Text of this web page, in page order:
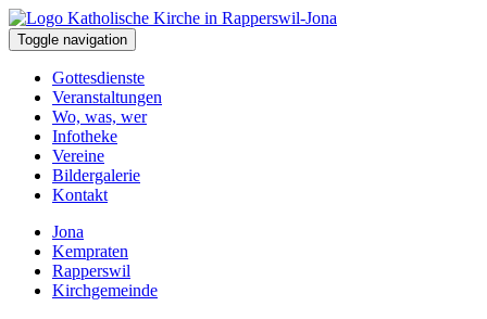
Toggle navigation
Gottesdienste
Veranstaltungen
Wo, was, wer
Infotheke
Vereine
Bildergalerie
Kontakt
Jona
Kempraten
Rapperswil
Kirchgemeinde